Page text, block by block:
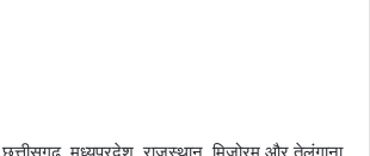
छत्तीसगढ़, मध्यप्रदेश, राजस्थान, मिजोरम और तेलंगाना